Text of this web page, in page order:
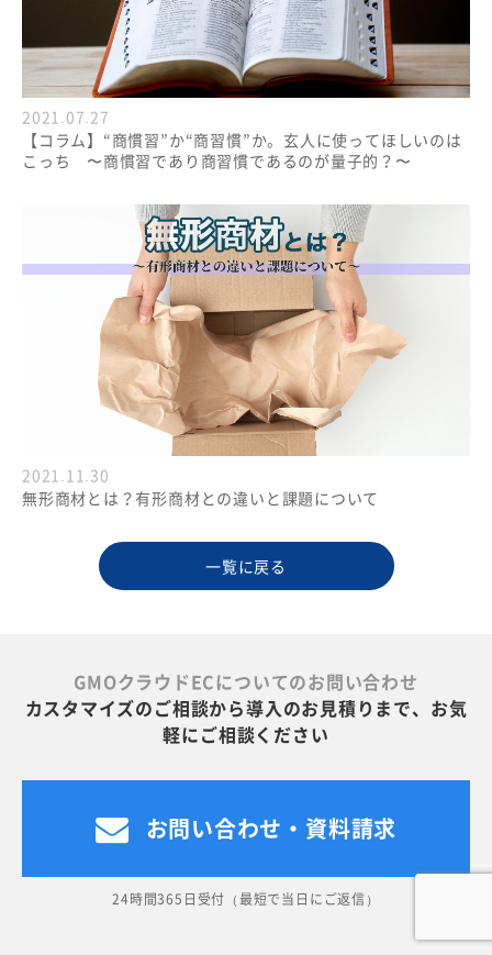
2021.07.27
【コラム】“商慣習”か“商習慣”か。玄人に使ってほしいのは
こっち 〜商慣習であり商習慣であるのが量子的？〜
2021.11.30
無形商材とは？有形商材との違いと課題について
一覧に戻る
GMOクラウドECについてのお問い合わせ
カスタマイズのご相談から導入のお見積りまで、お気
軽にご相談ください
お問い合わせ・資料請求
24時間365日受付（最短で当日にご返信）